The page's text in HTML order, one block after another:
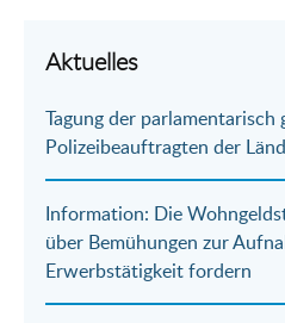
Aktuelles
Tagung der
Polizeibeauftragten der
Information: Die
über Bemühungen zur
Erwerbstätigkeit fordern